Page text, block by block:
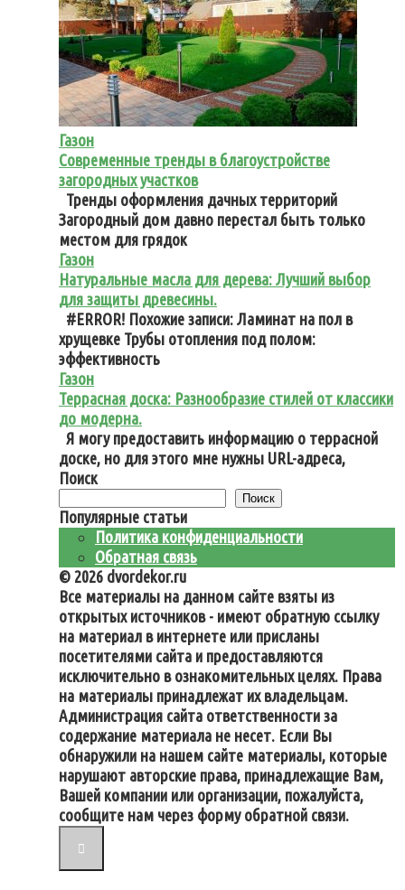
Газон
Современные тренды в благоустройстве
загородных участков
Тренды оформления дачных территорий
Загородный дом давно перестал быть только
местом для грядок
Газон
Натуральные масла для дерева: Лучший выбор
для защиты древесины.
#ERROR! Похожие записи: Ламинат на пол в
хрущевке Трубы отопления под полом:
эффективность
Газон
Террасная доска: Разнообразие стилей от классики
до модерна.
Я могу предоставить информацию о террасной
доске, но для этого мне нужны URL-адреса,
Поиск
Поиск
Популярные статьи
Политика конфиденциальности
Обратная связь
© 2026 dvordekor.ru
Все материалы на данном сайте взяты из
открытых источников - имеют обратную ссылку
на материал в интернете или присланы
посетителями сайта и предоставляются
исключительно в ознакомительных целях. Права
на материалы принадлежат их владельцам.
Администрация сайта ответственности за
содержание материала не несет. Если Вы
обнаружили на нашем сайте материалы, которые
нарушают авторские права, принадлежащие Вам,
Вашей компании или организации, пожалуйста,
сообщите нам через форму обратной связи.